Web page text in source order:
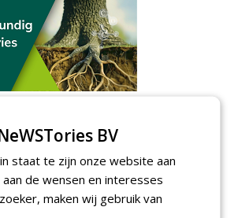
BV
staat te zijn onze website aan
de wensen en interesses
maken wij gebruik van